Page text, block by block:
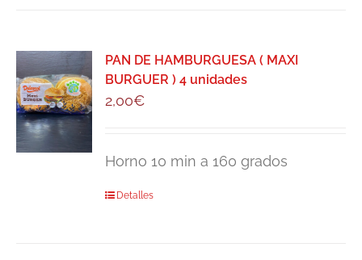
PAN DE HAMBURGUESA ( MAXI
BURGUER ) 4 unidades
2,00€
Horno 10 min a 160 grados
Detalles